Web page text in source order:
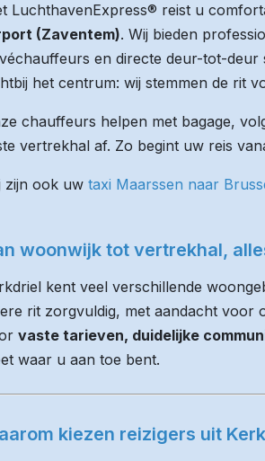
LuchthavenExpress® reist u
(Zaventem). Wij bieden
en directe deur-tot-
het centrum: wij stemmen de rit
chauffeurs helpen met bagage,
vertrekhal af. Zo begint uw reis
zijn ook uw taxi Maarssen naar
woonwijk tot vertrekhal,
kent veel verschillende
rit zorgvuldig, met aandacht voor
vaste tarieven, duidelijke
waar u aan toe bent.
kiezen reizigers uit